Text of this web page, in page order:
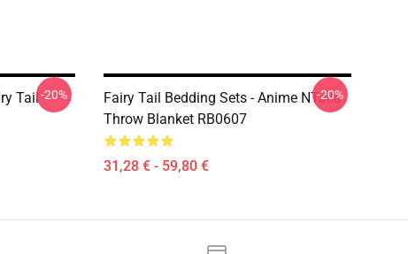
Tail-20%
Fairy Tail Bedding Sets - Anime NTaila
Throw Blanket RB0607
31,28 € - 59,80 €
-20%